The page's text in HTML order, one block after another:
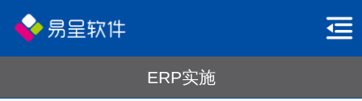
ERP实施